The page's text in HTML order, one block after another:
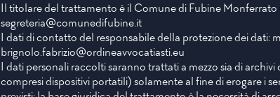
Il titolare del trattamento è il Comune di Fubine Monferrato
segreteria@comunedifubine.it
I dati di contatto del responsabile della protezione dei dati:
brignolo.fabrizio@ordineavvocatiasti.eu
I dati personali raccolti saranno trattati a mezzo sia di
compresi dispositivi portatili) solamente al fine di erogare i